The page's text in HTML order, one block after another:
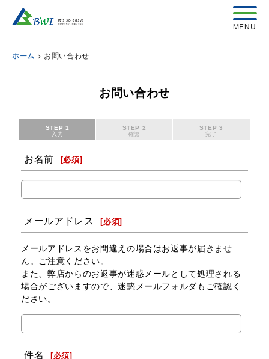
ホーム > お問い合わせ
お問い合わせ
STEP 1
入力
STEP 2
確認
STEP 3
完了
お名前 [必須]
メールアドレス [必須]
メールアドレスをお間違えの場合はお返事が届きませ
ん。ご注意ください。
また、弊店からのお返事が迷惑メールとして処理される
場合がございますので、迷惑メールフォルダもご確認く
ださい。
件名 [必須]